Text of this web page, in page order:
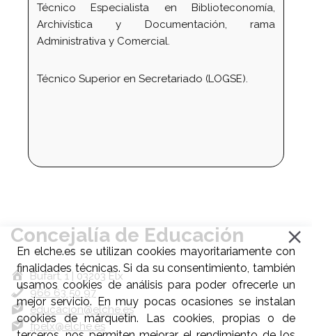
Técnico Especialista en Biblioteconomía,
Archivística y Documentación, rama
Administrativa y Comercial.
Técnico Superior en Secretariado (LOGSE).
Concejalía de Educación
Bufart, 1 | 03203 Elx
966 63 50 97
educacion@elche.es
fpelx@elche.es
En elche.es se utilizan cookies mayoritariamente con
finalidades técnicas. Si da su consentimiento, también
usamos cookies de análisis para poder ofrecerle un
mejor servicio. En muy pocas ocasiones se instalan
cookies de márquetin. Las cookies, propias o de